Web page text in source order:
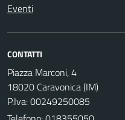
Eventi
CONTATTI
Piazza Marconi, 4
18020 Caravonica (IM)
P.Iva: 00249250085